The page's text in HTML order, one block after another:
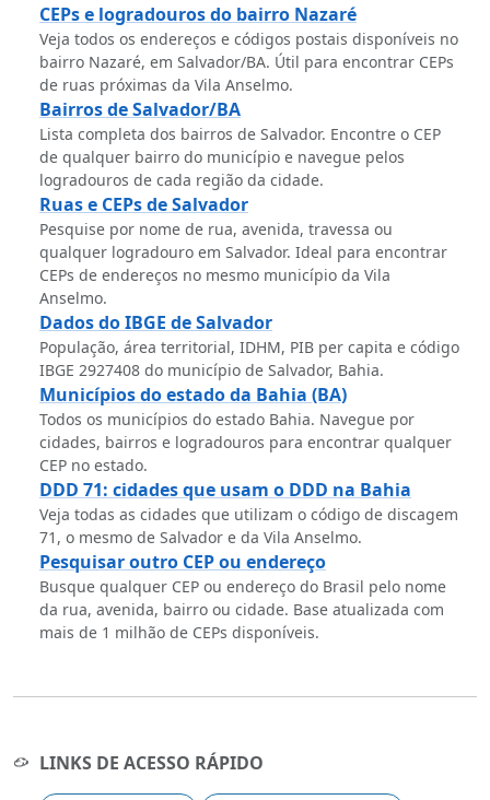
CEPs e logradouros do bairro Nazaré
Veja todos os endereços e códigos postais disponíveis no
bairro Nazaré, em Salvador/BA. Útil para encontrar CEPs
de ruas próximas da Vila Anselmo.
Bairros de Salvador/BA
Lista completa dos bairros de Salvador. Encontre o CEP
de qualquer bairro do município e navegue pelos
logradouros de cada região da cidade.
Ruas e CEPs de Salvador
Pesquise por nome de rua, avenida, travessa ou
qualquer logradouro em Salvador. Ideal para encontrar
CEPs de endereços no mesmo município da Vila
Anselmo.
Dados do IBGE de Salvador
População, área territorial, IDHM, PIB per capita e código
IBGE 2927408 do município de Salvador, Bahia.
Municípios do estado da Bahia (BA)
Todos os municípios do estado Bahia. Navegue por
cidades, bairros e logradouros para encontrar qualquer
CEP no estado.
DDD 71: cidades que usam o DDD na Bahia
Veja todas as cidades que utilizam o código de discagem
71, o mesmo de Salvador e da Vila Anselmo.
Pesquisar outro CEP ou endereço
Busque qualquer CEP ou endereço do Brasil pelo nome
da rua, avenida, bairro ou cidade. Base atualizada com
mais de 1 milhão de CEPs disponíveis.
LINKS DE ACESSO RÁPIDO